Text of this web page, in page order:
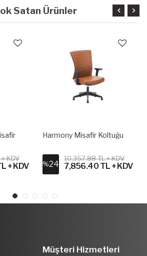
Satan Ürünler
KDV
+ KDV
Harmony Misafir Koltuğu
%24
10,357.88 TL + KDV
7,856.40 TL + KDV
Müşteri Hizmetleri